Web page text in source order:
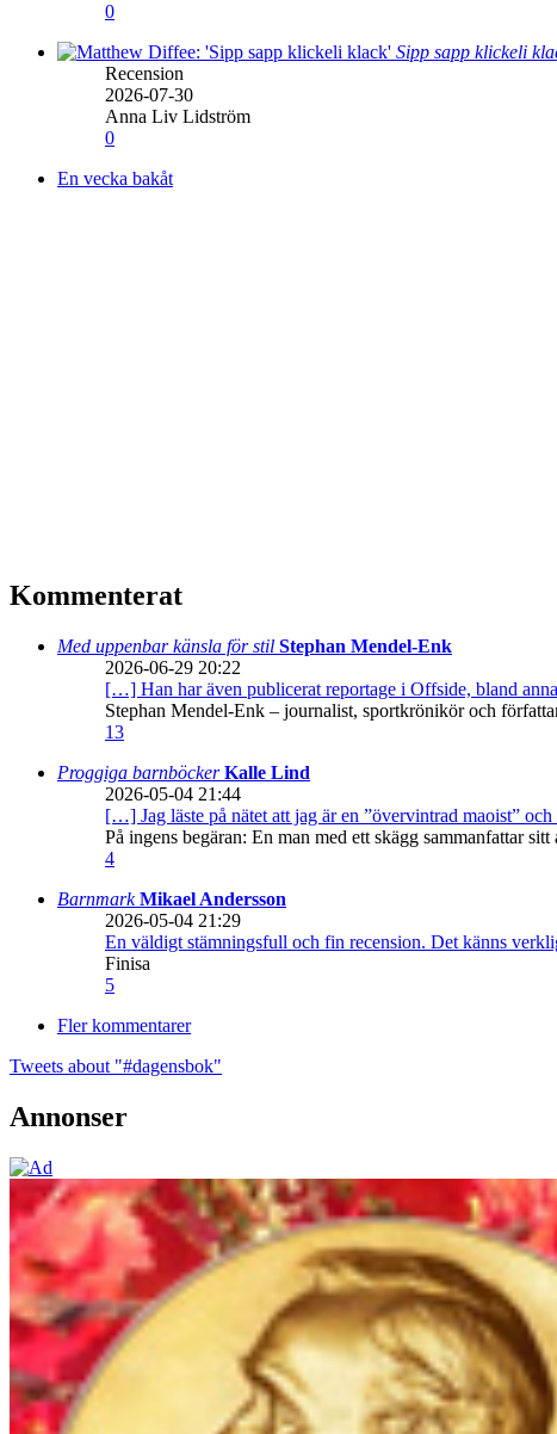
0
Sipp sapp klickeli
Recension
2026-07-30
Anna Liv Lidström
0
En vecka bakåt
Kommenterat
Med uppenbar känsla för stil Stephan Mendel-Enk
2026-06-29 20:22
[…] Han har även publicerat reportage i Offside, bland
Stephan Mendel-Enk – journalist, sportkrönikör och
13
Proggiga barnböckerKalle Lind
2026-05-04 21:44
[…] Jag läste på nätet att jag är en ”övervintrad maoist”
På ingens begäran: En man med ett skägg sammanfattar sitt
4
BarnmarkMikael Andersson
2026-05-04 21:29
En väldigt stämningsfull och fin recension. Det känns
Finisa
5
Fler kommentarer
Tweets about "#dagensbok"
Annonser